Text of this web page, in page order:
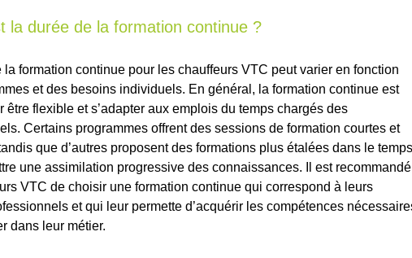
la durée de la formation continue ?
la formation continue pour les chauffeurs VTC peut varier en fonction
et des besoins individuels. En général, la formation continue est
être flexible et s’adapter aux emplois du temps chargés des
Certains programmes offrent des sessions de formation courtes et
que d’autres proposent des formations plus étalées dans le temps
une assimilation progressive des connaissances. Il est recommandé
VTC de choisir une formation continue qui correspond à leurs
et qui leur permette d’acquérir les compétences
dans leur métier.